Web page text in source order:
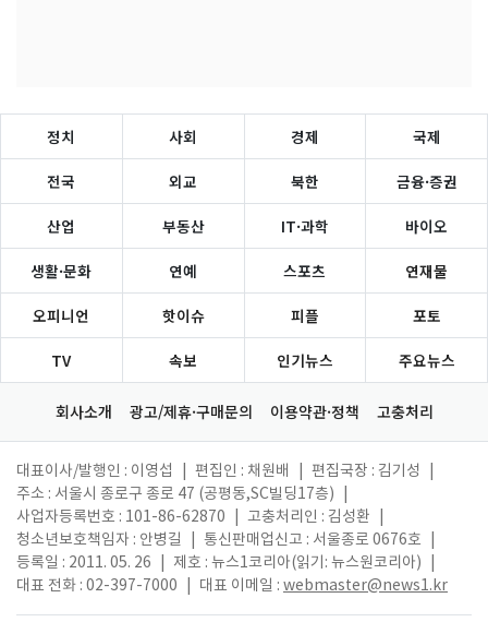
정치 사회 경제 국제
전국 외교 북한 금융·증권
산업 부동산 IT·과학 바이오
생활·문화 연예 스포츠 연재물
오피니언 핫이슈 피플 포토
TV 속보 인기뉴스 주요뉴스
회사소개 광고/제휴·구매문의 이용약관·정책 고충처리
대표이사/발행인 : 이영섭 편집인 : 채원배 편집국장 : 김기성
주소 : 서울시 종로구 종로 47 (공평동,SC빌딩17층)
사업자등록번호 : 101-86-62870
고충처리인 : 김성환
청소년보호책임자 : 안병길
통신판매업신고 : 서울종로 0676호
등록일 : 2011. 05. 26
제호 : 뉴스1코리아(읽기: 뉴스원코리아)
대표 전화 : 02-397-7000
대표 이메일 : webmaster@news1.kr